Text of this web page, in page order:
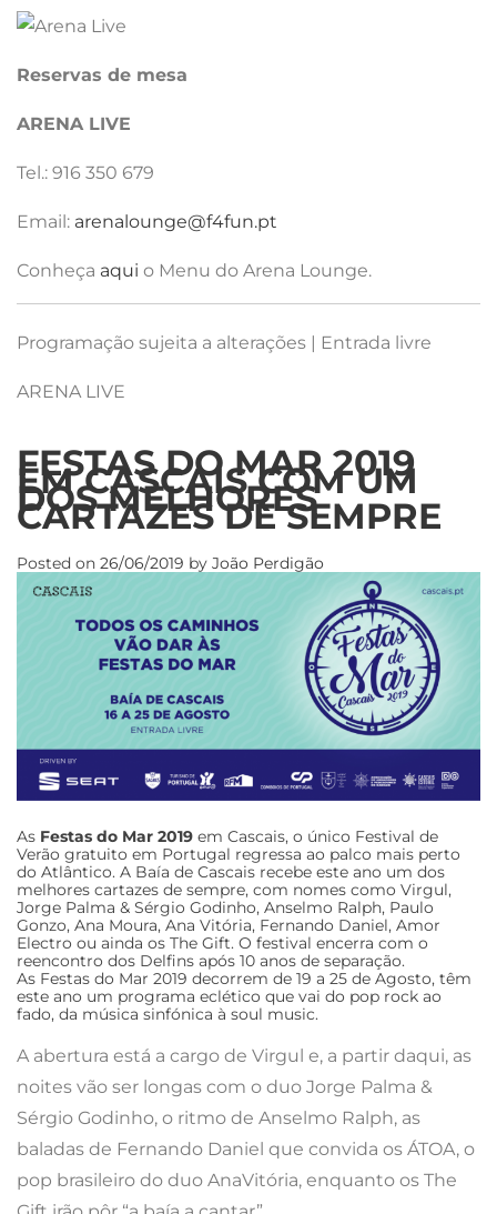
Reservas de mesa
ARENA LIVE
Tel.: 916 350 679
Email: arenalounge@f4fun.pt
Conheça aqui o Menu do Arena Lounge.
Programação sujeita a alterações | Entrada livre
ARENA LIVE
FESTAS DO MAR 2019
EM CASCAIS COM UM
DOS MELHORES
CARTAZES DE SEMPRE
Posted on 26/06/2019 by João Perdigão
As Festas do Mar 2019 em Cascais, o único Festival de
Verão gratuito em Portugal regressa ao palco mais perto
do Atlântico. A Baía de Cascais recebe este ano um dos
melhores cartazes de sempre, com nomes como Virgul,
Jorge Palma & Sérgio Godinho, Anselmo Ralph, Paulo
Gonzo, Ana Moura, Ana Vitória, Fernando Daniel, Amor
Electro ou ainda os The Gift. O festival encerra com o
reencontro dos Delfins após 10 anos de separação.
As Festas do Mar 2019 decorrem de 19 a 25 de Agosto, têm
este ano um programa eclético que vai do pop rock ao
fado, da música sinfónica à soul music.
A abertura está a cargo de Virgul e, a partir daqui, as
noites vão ser longas com o duo Jorge Palma &
Sérgio Godinho, o ritmo de Anselmo Ralph, as
baladas de Fernando Daniel que convida os ÁTOA, o
pop brasileiro do duo AnaVitória, enquanto os The